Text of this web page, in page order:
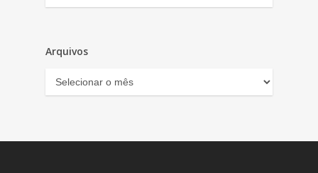
Arquivos
Arquivos